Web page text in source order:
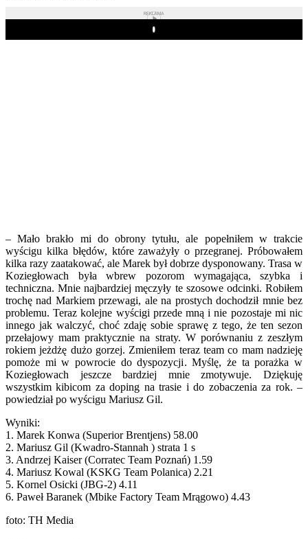
REKLAMA
Play
– Mało brakło mi do obrony tytułu, ale popełniłem w trakcie
wyścigu kilka błędów, które zaważyły o przegranej. Próbowałem
kilka razy zaatakować, ale Marek był dobrze dysponowany. Trasa w
Koziegłowach była wbrew pozorom wymagająca, szybka i
techniczna. Mnie najbardziej męczyły te szosowe odcinki. Robiłem
trochę nad Markiem przewagi, ale na prostych dochodził mnie bez
problemu. Teraz kolejne wyścigi przede mną i nie pozostaje mi nic
innego jak walczyć, choć zdaję sobie sprawę z tego, że ten sezon
przełajowy mam praktycznie na straty. W porównaniu z zeszłym
rokiem jeżdżę dużo gorzej. Zmieniłem teraz team co mam nadzieję
pomoże mi w powrocie do dyspozycji. Myślę, że ta porażka w
Koziegłowach jeszcze bardziej mnie zmotywuje. Dziękuję
wszystkim kibicom za doping na trasie i do zobaczenia za rok. –
powiedział po wyścigu Mariusz Gil.
Wyniki:
1. Marek Konwa (Superior Brentjens) 58.00
2. Mariusz Gil (Kwadro-Stannah ) strata 1 s
3. Andrzej Kaiser (Corratec Team Poznań) 1.59
4. Mariusz Kowal (KSKG Team Polanica) 2.21
5. Kornel Osicki (JBG-2) 4.11
6. Paweł Baranek (Mbike Factory Team Mrągowo) 4.43
foto: TH Media